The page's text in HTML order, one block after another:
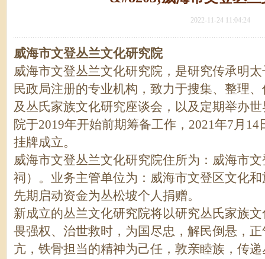
2022-11-24 11:04:24
威海市文登丛兰文化研究院
威海市文登丛兰文化研究院，是研究传承明
民政局注册的专业机构，致力于搜集、整理
及丛氏家族文化研究座谈会，以及定期举办
院于2019年开始前期筹备工作，2021年7月
挂牌成立。
威海市文登丛兰文化研究院住所为：威海市
祠）。业务主管单位为：威海市文登区文化
先期启动资金为丛松坡个人捐赠。
新成立的丛兰文化研究院将以研究丛氏家族
畏强权、治世救时，为国尽忠，解民倒悬，
亢，铁骨担当的精神为己任，敦亲睦族，传